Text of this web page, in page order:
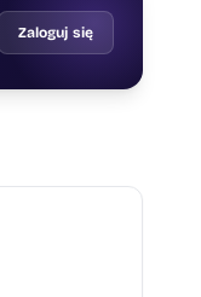
Zaloguj się